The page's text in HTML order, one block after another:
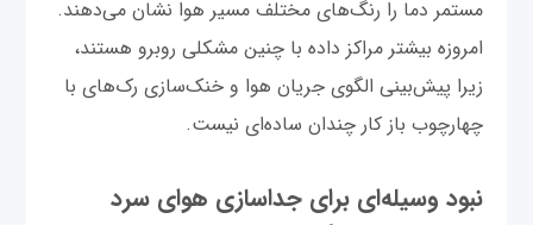
مستمر دما را رنگ‌های مختلف مسیر هوا نشان می‌دهند.
امروزه بیشتر مراکز داده با چنین مشکلی روبرو هستند،
زیرا پیش‌بینی الگوی جریان هوا و خنک‌سازی رک‌های با
چهارچوب باز کار چندان ساده‌ای نیست.
نبود وسیله‌ای برای جداسازی هوای سرد